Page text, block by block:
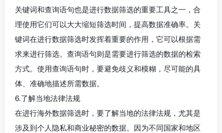
关键词和查询语句也是进行数据筛选的重要工具之一，合
理使用它们可以大大缩短筛选时间，提高数据准确率。关
键词在进行数据筛选时发挥着重要的作用，它可以根据需
求来进行筛选。查询语句则是需要进行筛选的数据的检索
方式。使用查询语句时，要避免歧义和模糊，尽可能的具
体、准确地描述所需数据。
6.了解当地法律法规
在进行海外数据筛选时，要了解当地的法律法规，尤其是
涉及到个人隐私和商业秘密的数据。因为不同国家和地区